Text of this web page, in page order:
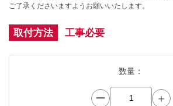
ご了承くださいますようお願いいたします。
取付方法 工事必要
数量：
ー ＋